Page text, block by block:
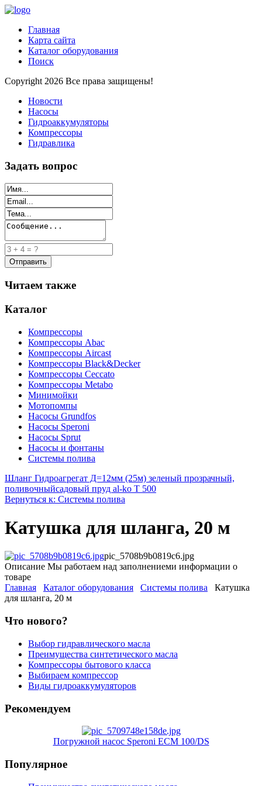
Главная
Карта сайта
Каталог оборудования
Поиск
Copyright 2026 Все права защищены!
Новости
Насосы
Гидроаккумуляторы
Компрессоры
Гидравлика
Задать вопрос
Читаем также
Каталог
Компрессоры
Компрессоры Abac
Компрессоры Aircast
Компрессоры Black&Decker
Компрессоры Ceccato
Компрессоры Metabo
Минимойки
Мотопомпы
Насосы Grundfos
Насосы Speroni
Насосы Sprut
Насосы и фонтаны
Системы полива
Шланг Гидроагрегат Д=12мм (25м) зеленый прозрачный,
поливочныйсадовый пруд al-ko T 500
Вернуться к: Системы полива
Катушка для шланга, 20 м
pic_5708b9b0819c6.jpg
Описание Мы работаем над заполнениеми информации о
товаре
Главная
Каталог оборудования Системы полива
Катушка
для шланга, 20 м
Что нового?
Выбор гидравлического масла
Преимущества синтетического масла
Компрессоры бытового класса
Выбираем компрессор
Виды гидроаккумуляторов
Рекомендуем
Погружной насос Speroni ECM 100/DS
Популярное